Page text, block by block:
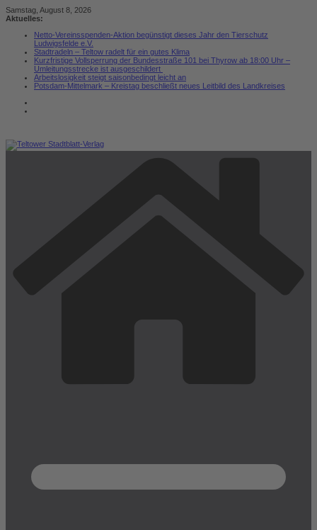
Zum
Inhalt
Samstag, August 8, 2026
Aktuelles:
Netto-Vereinsspenden-Aktion begünstigt dieses Jahr den Tierschutz
Ludwigsfelde e.V.
Stadtradeln – Teltow radelt für ein gutes Klima
Kurzfristige Vollsperrung der Bundesstraße 101 bei Thyrow ab 18:00 Uhr –
Umleitungsstrecke ist ausgeschildert
Arbeitslosigkeit steigt saisonbedingt leicht an
Potsdam-Mittelmark – Kreistag beschließt neues Leitbild des Landkreises